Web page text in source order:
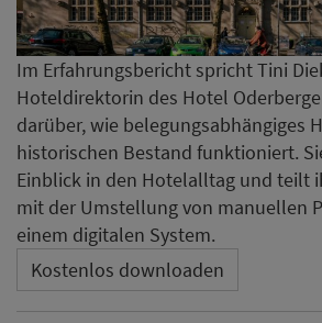
Im Erfahrungsbericht spricht Tini
Hoteldirektorin des Hotel
darüber, wie belegungsabhängiges
historischen Bestand funktioniert.
Einblick in den Hotelalltag und teilt
mit der Umstellung von manuellen
einem digitalen System.
Kostenlos downloaden